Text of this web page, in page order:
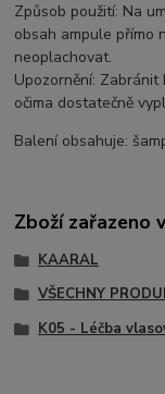
Způsob použití: Na
obsah ampule přímo
neoplachovat.
Upozornění:
očima dostatečně
Balení obsahuje:
Zboží zařazeno
KAARAL
VŠECHNY
K05 - Léčba